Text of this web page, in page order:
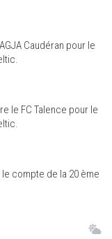
Caudéran pour le
le FC Talence pour le
compte de la 20 ème